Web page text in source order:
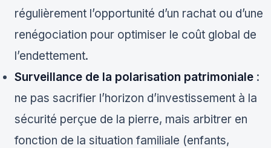
régulièrement l’opportunité d’un rachat ou d’une
renégociation pour optimiser le coût global de
l’endettement.
Surveillance de la polarisation patrimoniale :
ne pas sacrifier l’horizon d’investissement à la
sécurité perçue de la pierre, mais arbitrer en
fonction de la situation familiale (enfants,